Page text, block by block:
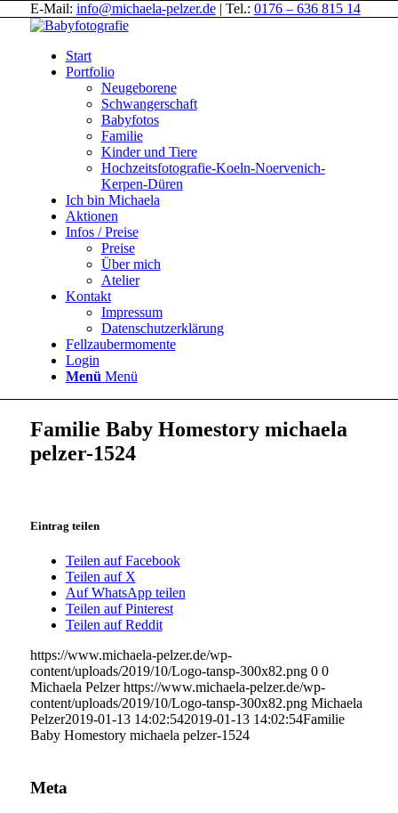
E-Mail: info@michaela-pelzer.de| Tel.: 0176 – 636 815 14
Start
Portfolio
Neugeborene
Schwangerschaft
Babyfotos
Familie
Kinder und Tiere
Hochzeitsfotografie-Koeln-Noervenich-
Kerpen-Düren
Ich bin Michaela
Aktionen
Infos / Preise
Preise
Über mich
Atelier
Kontakt
Impressum
Datenschutzerklärung
Fellzaubermomente
Login
Menü Menü
Familie Baby Homestory michaela
pelzer-1524
Eintrag teilen
Teilen auf Facebook
Teilen auf X
Auf WhatsApp teilen
Teilen auf Pinterest
Teilen auf Reddit
https://www.michaela-pelzer.de/wp-
content/uploads/2019/10/Logo-tansp-300x82.png 0 0
Michaela Pelzer https://www.michaela-pelzer.de/wp-
content/uploads/2019/10/Logo-tansp-300x82.png Michaela
Pelzer2019-01-13 14:02:542019-01-13 14:02:54Familie
Baby Homestory michaela pelzer-1524
Meta